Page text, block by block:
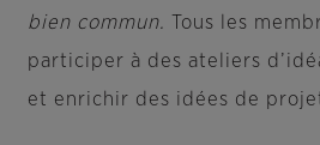
bien commun. Tous les
participer à des ateliers
et enrichir des idées de